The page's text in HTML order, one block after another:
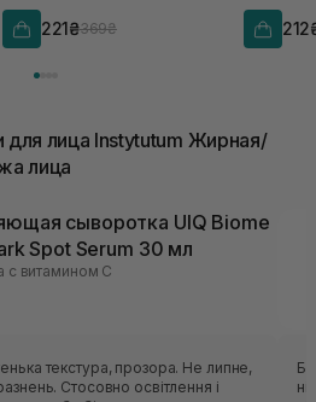
221₴369₴
лица Instytutum Жирная/
лица
сыворотка UIQ Biome
Spot Serum 30 мл
с витамином С
текстура, прозора. Не липне,
Стосовно освітлення і